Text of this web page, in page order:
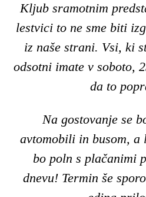
Kljub sramotnim
lestvici to ne sme biti
iz naše strani. Vsi, ki
odsotni imate v soboto,
da to
Na gostovanje se
avtomobili in busom, a
bo poln s plačanimi
dnevu! Termin še